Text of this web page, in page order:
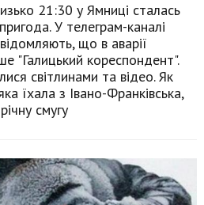
21:30 у Ямниці сталась
У телеграм-каналі
що в аварії
"Галицький кореспондент".
світлинами та відео. Як
їхала з Івано-Франківська,
смугу